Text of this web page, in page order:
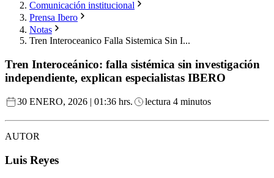
Comunicación institucional
Prensa Ibero
Notas
Tren Interoceanico Falla Sistemica Sin I...
Tren Interoceánico: falla sistémica sin investigación
independiente, explican especialistas IBERO
30 ENERO, 2026 | 01:36 hrs. lectura 4 minutos
AUTOR
Luis Reyes